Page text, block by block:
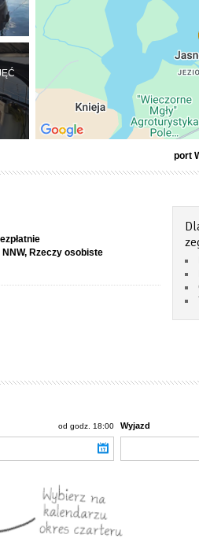
port
Rzeczy osobiste
od godz. 18:00 Wyjazd